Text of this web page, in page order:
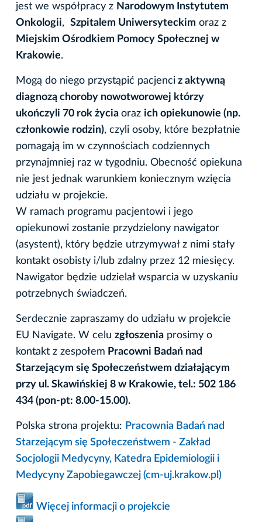
jest we współpracy z Narodowym Instytutem
Onkologii, Szpitalem Uniwersyteckim oraz z
Miejskim Ośrodkiem Pomocy Społecznej w
Krakowie.
Mogą do niego przystąpić pacjenci z aktywną
diagnozą choroby nowotworowej którzy
ukończyli 70 rok życia oraz ich opiekunowie (np.
członkowie rodzin), czyli osoby, które bezpłatnie
pomagają im w czynnościach codziennych
przynajmniej raz w tygodniu. Obecność opiekuna
nie jest jednak warunkiem koniecznym wzięcia
udziału w projekcie.
​W ramach programu pacjentowi i jego
opiekunowi zostanie przydzielony nawigator
(asystent), który będzie utrzymywał z nimi stały
kontakt osobisty i/lub zdalny przez 12 miesięcy.
Nawigator będzie udzielał wsparcia w uzyskaniu
potrzebnych świadczeń.
Serdecznie zapraszamy do udziału w projekcie
EU Navigate. W celu zgłoszenia prosimy o
kontakt z zespołem Pracowni Badań nad
Starzejącym się Społeczeństwem działającym
przy ul. Skawińskiej 8 w Krakowie, tel.: 502 186
434 (pon-pt: 8.00-15.00).
Polska strona projektu: Pracownia Badań nad
Starzejącym się Społeczeństwem - Zakład
Socjologii Medycyny, Katedra Epidemiologii i
Medycyny Zapobiegawczej (cm-uj.krakow.pl)
Więcej informacji o projekcie